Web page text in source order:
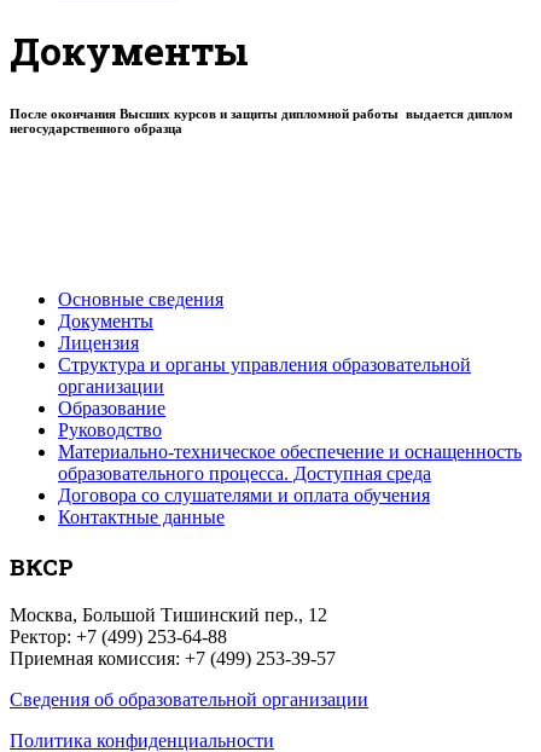
Документы
После окончания Высших курсов и защиты дипломной работы выдается диплом
негосударственного образца
Основные сведения
Документы
Лицензия
Структура и органы управления образовательной
организации
Образование
Руководство
Материально-техническое обеспечение и оснащенность
образовательного процесса. Доступная среда
Договора со слушателями и оплата обучения
Контактные данные
ВКСР
Москва, Большой Тишинский пер., 12
Ректор: +7 (499) 253-64-88
Приемная комиссия: +7 (499) 253-39-57
Сведения об образовательной организации
Политика конфиденциальности